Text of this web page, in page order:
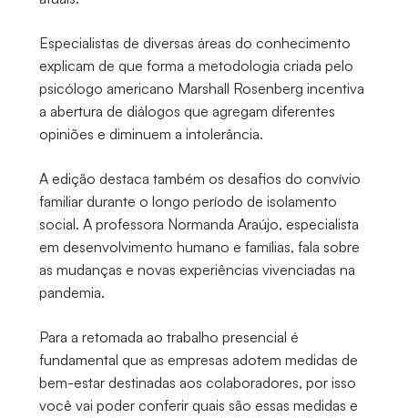
Especialistas de diversas áreas do conhecimento
explicam de que forma a metodologia criada pelo
psicólogo americano Marshall Rosenberg incentiva
a abertura de diálogos que agregam diferentes
opiniões e diminuem a intolerância.
A edição destaca também os desafios do convívio
familiar durante o longo período de isolamento
social. A professora Normanda Araújo, especialista
em desenvolvimento humano e famílias, fala sobre
as mudanças e novas experiências vivenciadas na
pandemia.
Para a retomada ao trabalho presencial é
fundamental que as empresas adotem medidas de
bem-estar destinadas aos colaboradores, por isso
você vai poder conferir quais são essas medidas e